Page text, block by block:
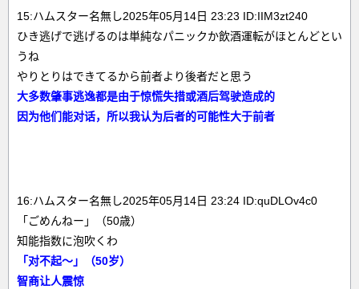
15:ハムスター名無し2025年05月14日 23:23 ID:IIM3zt240
ひき逃げで逃げるのは単純なパニックか飲酒運転がほとんどとい
うね
やりとりはできてるから前者より後者だと思う
大多数肇事逃逸都是由于惊慌失措或酒后驾驶造成的
因为他们能对话，所以我认为后者的可能性大于前者
16:ハムスター名無し2025年05月14日 23:24 ID:quDLOv4c0
「ごめんねー」（50歳）
知能指数に泡吹くわ
「对不起～」（50岁）
智商让人震惊